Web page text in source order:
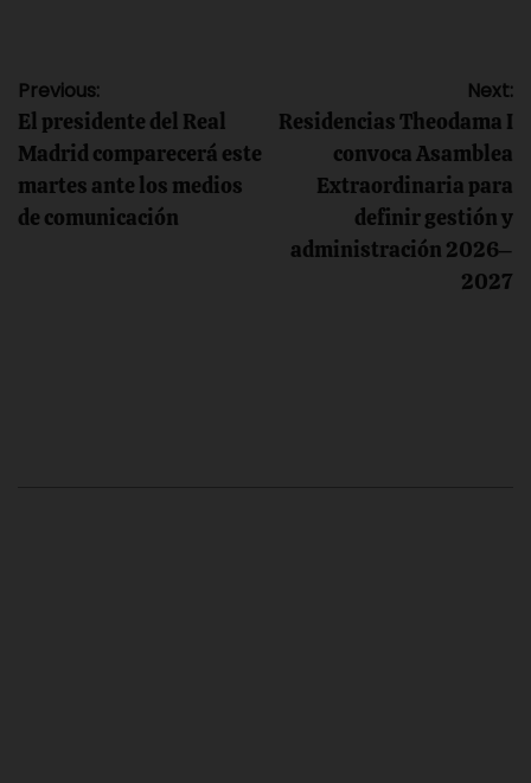
Navegación
de
entradas
Previous:
El presidente del Real
Madrid comparecerá este
martes ante los medios
de comunicación
Next:
Residencias Theodama I
convoca Asamblea
Extraordinaria para
definir gestión y
administración 2026–
2027